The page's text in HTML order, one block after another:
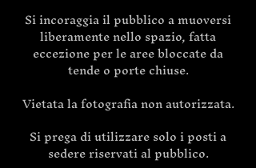
Si incoraggia il pubblico a muoversi
liberamente nello spazio, fatta
eccezione per le aree bloccate da
tende o porte chiuse.
Vietata la fotografia non autorizzata.
Si prega di utilizzare solo i posti a
sedere riservati al pubblico.